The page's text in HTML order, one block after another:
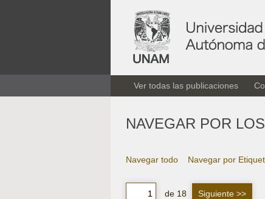
Ver todas las publicaciones
NAVEGAR POR
Navegar todo Navegar por
de 18 Siguiente >>